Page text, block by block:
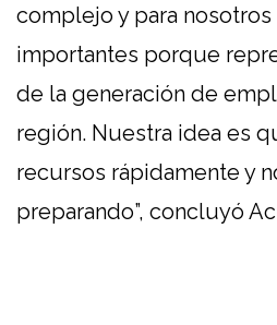
complejo y para
importantes porque
de la generación de
región. Nuestra idea es
recursos rápidamente y
preparando”, concluyó